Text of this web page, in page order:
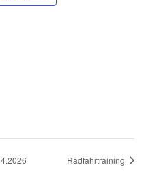
Radfahrtraining